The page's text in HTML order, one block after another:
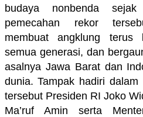
budaya nonbenda
pemecahan rekor
membuat angklung terus
semua generasi, dan
asalnya Jawa Barat dan
dunia. Tampak hadiri
tersebut Presiden RI Joko
Ma’ruf Amin serta